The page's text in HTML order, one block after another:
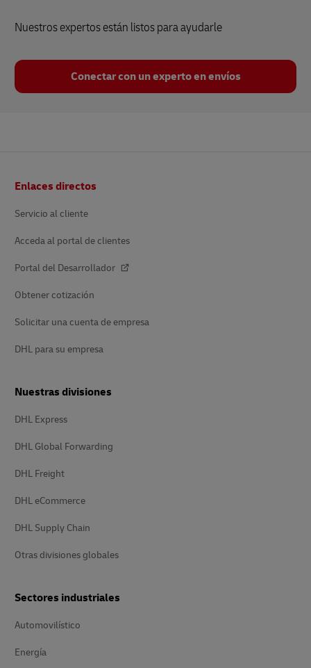
Nuestros expertos están listos para ayudarle
Conectar con un experto en envíos
de
Enlaces directos
Servicio al cliente
Acceda al portal de clientes
Portal del Desarrollador
Obtener cotización
Solicitar una cuenta de empresa
DHL para su empresa
Nuestras divisiones
DHL Express
DHL Global Forwarding
DHL Freight
DHL eCommerce
DHL Supply Chain
Otras divisiones globales
Sectores industriales
Automovilístico
Energía